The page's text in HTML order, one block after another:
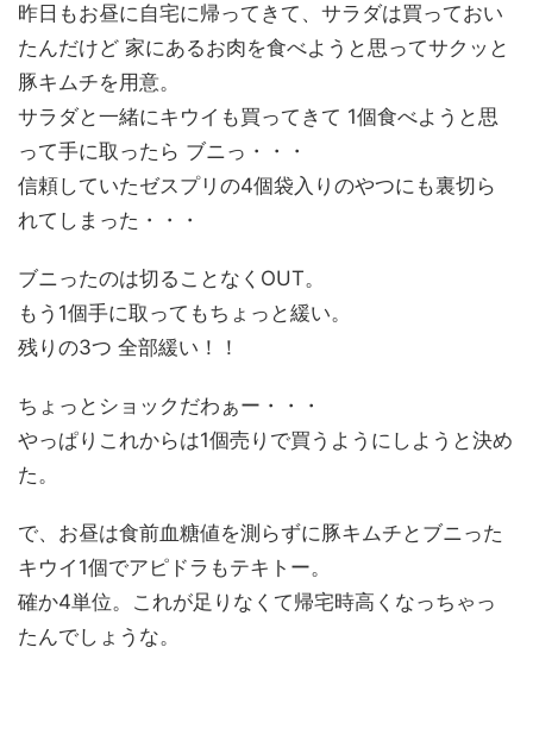
昨日もお昼に自宅に帰ってきて、サラダは買っておい
たんだけど 家にあるお肉を食べようと思ってサクッと
豚キムチを用意。
サラダと一緒にキウイも買ってきて 1個食べようと思
って手に取ったら ブニっ・・・
信頼していたゼスプリの4個袋入りのやつにも裏切ら
れてしまった・・・
ブニったのは切ることなくOUT。
もう1個手に取ってもちょっと緩い。
残りの3つ 全部緩い！！
ちょっとショックだわぁー・・・
やっぱりこれからは1個売りで買うようにしようと決め
た。
で、お昼は食前血糖値を測らずに豚キムチとブニった
キウイ1個でアピドラもテキトー。
確か4単位。これが足りなくて帰宅時高くなっちゃっ
たんでしょうな。